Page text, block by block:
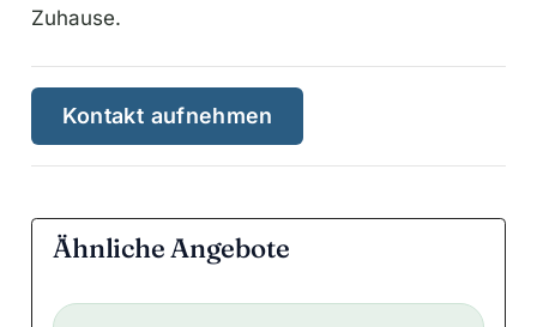
Zuhause.
Kontakt aufnehmen
Ähnliche Angebote